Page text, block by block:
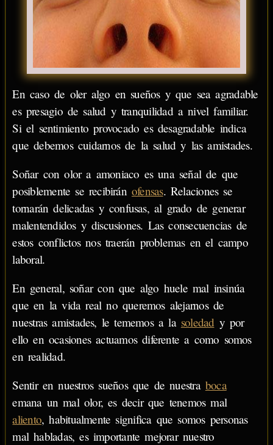
En caso de oler algo en sueños y que sea agradable
es presagio de salud y tranquilidad a nivel familiar.
Si el sentimiento provocado es desagradable indica
que debemos cuidarnos de la salud y las amistades.
Soñar con olor a amoniaco es una señal de que
posiblemente se recibiránofensas. Relaciones se
tornarán delicadas y confusas, al grado de generar
malentendidos y discusiones. Las consecuencias de
estos conflictos nos traerán problemas en el campo
laboral.
En general, soñar con que algo huele mal insinúa
que en la vida real no queremos alejarnos de
nuestras amistades, le tememos a la soledad y por
ello en ocasiones actuamos diferente a como somos
en realidad.
Sentir en nuestros sueños que de nuestra boca
emana un mal olor, es decir que tenemos mal
aliento, habitualmente significa que somos personas
mal habladas, es importante mejorar nuestro